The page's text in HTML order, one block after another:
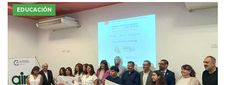
EDUCACIÓN